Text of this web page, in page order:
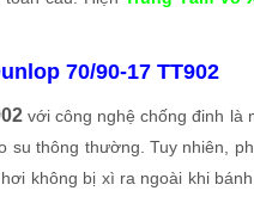
70/90-17 TT902
với công nghệ chống đinh là
su thông thường. Tuy nhiên,
không bị xì ra ngoài khi